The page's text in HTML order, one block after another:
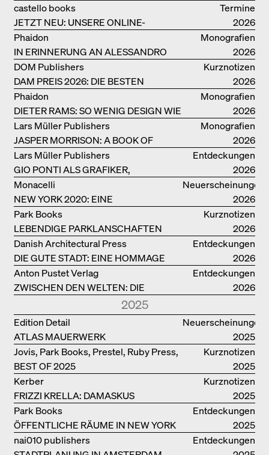
Termine
JETZT NEU: UNSERE ONLINE-
BUCHHANDLUNG
castello books
2026
Monografien
IN ERINNERUNG AN ALESSANDRO
MENDINI
Phaidon
2026
Kurznotizen
DAM PREIS 2026: DIE BESTEN
BAUTEN IN/AUS DEUTSCHLAND
DOM Publishers
2026
Monografien
DIETER RAMS: SO WENIG DESIGN WIE
MÖGLICH
Phaidon
2026
Monografien
JASPER MORRISON: A BOOK OF
THINGS
Lars Müller Publishers
2026
Entdeckungen
GIO PONTI ALS GRAFIKER,
ARCHITEKT, DESIGNER….
Lars Müller Publishers
2026
Neuerscheinungen
NEW YORK 2020: EINE
ENZYKLOPÄDIE DER ARCHITEKTUR
Monacelli
2026
Kurznotizen
LEBENDIGE PARKLANSCHAFTEN
Park Books
2026
Entdeckungen
DIE GUTE STADT: EINE HOMMAGE
DES MENSCHENFREUNDS JAN GEHL
Danish Architectural Press
2026
Entdeckungen
ZWISCHEN DEN WELTEN: DIE
POWER-ARCHITEKTIN ELIZABETH
SCHEU CLOSE
Anton Pustet Verlag
2026
2025
Neuerscheinungen
ATLAS MAUERWERK
Edition Detail
2025
Kurznotizen
BEST OF 2025
Jovis, Park Books, Prestel, Ruby Press,
Scheidegger Spiess, Steidl, Thames &
Hudson, Walther König
2025
Kurznotizen
FRIZZI KRELLA: DAMASKUS
Kerber
2025
Entdeckungen
ÖFFENTLICHE RÄUME IN NEW YORK
Park Books
2025
Entdeckungen
nai010 publishers